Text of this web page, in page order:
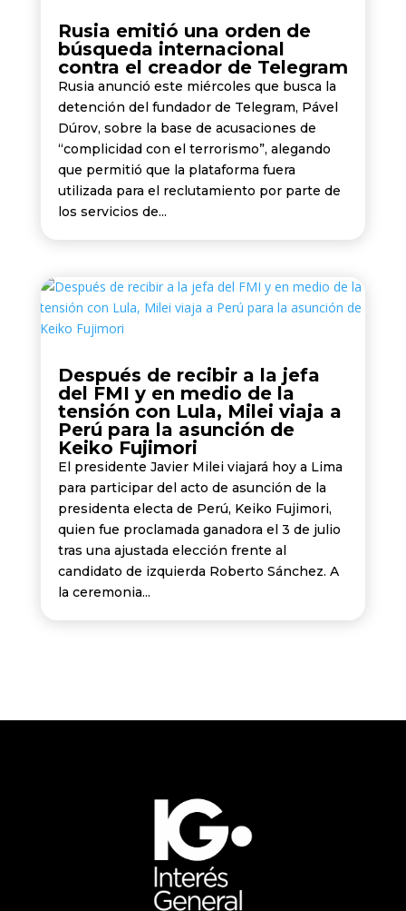
Rusia emitió una orden de
búsqueda internacional
contra el creador de Telegram
Rusia anunció este miércoles que busca la
detención del fundador de Telegram, Pável
Dúrov, sobre la base de acusaciones de
“complicidad con el terrorismo”, alegando
que permitió que la plataforma fuera
utilizada para el reclutamiento por parte de
los servicios de...
Después de recibir a la jefa
del FMI y en medio de la
tensión con Lula, Milei viaja a
Perú para la asunción de
Keiko Fujimori
El presidente Javier Milei viajará hoy a Lima
para participar del acto de asunción de la
presidenta electa de Perú, Keiko Fujimori,
quien fue proclamada ganadora el 3 de julio
tras una ajustada elección frente al
candidato de izquierda Roberto Sánchez. A
la ceremonia...